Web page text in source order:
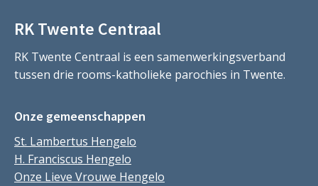
RK Twente Centraal
RK Twente Centraal is een samenwerkingsverband
tussen drie rooms-katholieke parochies in Twente.
Onze gemeenschappen
St. Lambertus Hengelo
H. Franciscus Hengelo
Onze Lieve Vrouwe Hengelo